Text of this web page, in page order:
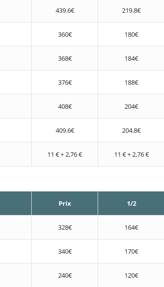
439.6€ 219.8€
360€ 180€
368€ 184€
376€ 188€
408€ 204€
409.6€ 204.8€
11 € + 2,76 € 11 € + 2,76 €
Prix 1/2
328€ 164€
340€ 170€
240€ 120€